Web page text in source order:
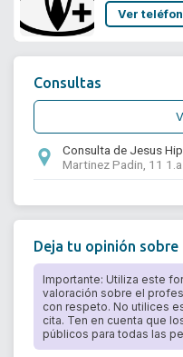
Ver
Consultas
Consulta de Jesus
Martinez Padin, 11 1.a
Deja tu opinión
Importante: Utiliza este
valoración sobre el
con respeto. No utilices
cita. Ten en cuenta que
públicos para todas las